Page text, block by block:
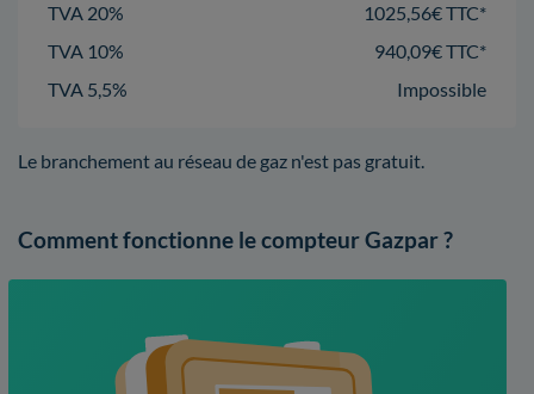
TVA 20%
1025,56€ TTC*
TVA 10%
940,09€ TTC*
TVA 5,5%
Impossible
Le branchement au réseau de gaz n'est pas gratuit.
Comment fonctionne le compteur Gazpar ?